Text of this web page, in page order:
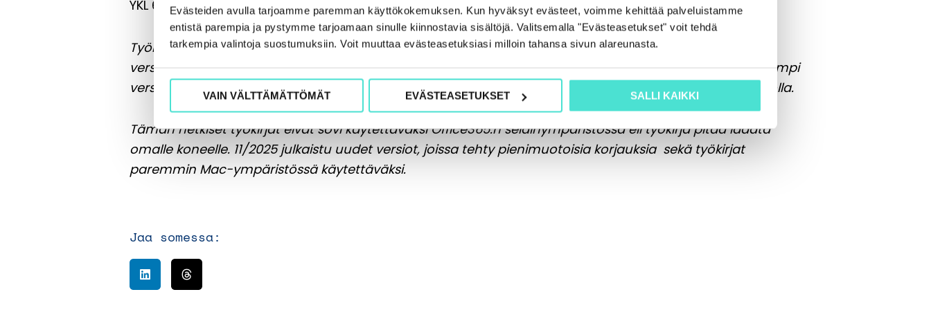
Evästeiden avulla tarjoamme paremman käyttökokemuksen. Kun hyväksyt evästeet, voimme kehittää palveluistamme
entistä parempia ja pystymme tarjoamaan sinulle kiinnostavia sisältöjä. Valitsemalla "Evästeasetukset" voit tehdä
tarkempia valintoja suostumuksiin. Voit muuttaa evästeasetuksiasi milloin tahansa sivun alareunasta.
VAIN VÄLTTÄMÄTTÖMÄT EVÄSTEASETUKSET SALLI KAIKKI
YKL 69.2
Työkirja on rakennettu Exceliin ja noudattaa sen toimintatapoja ja käskyjä. Se on optimoitu Excel 2016 -
versioon, mutta on yhteensopiva myös versioiden 2003, 2007, 2010, 2013 ja Office365 kanssa. Mitä vanhempi
versio ja tehottomampi PC, sen hitaampaa käyttö on. Parhaiten STanssi toimii 64-bittisellä Office-versiolla.
Tämän hetkiset työkirjat eivät sovi käytettäväksi Office365:n selainympäristössä eli työkirja pitää ladata
omalle koneelle. 11/2025 julkaistu uudet versiot, joissa tehty pienimuotoisia korjauksia sekä työkirjat
paremmin Mac-ympäristössä käytettäväksi.
Jaa somessa: